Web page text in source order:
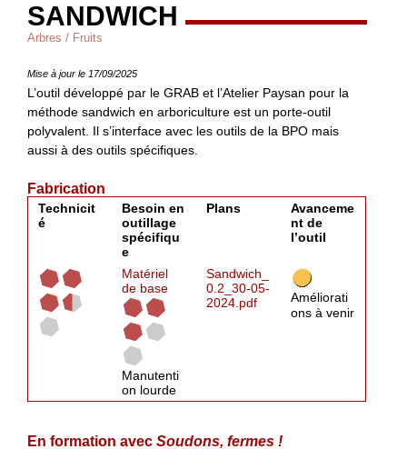
SANDWICH
Arbres / Fruits
Mise à jour le 17/09/2025
L’outil développé par le GRAB et l’Atelier Paysan pour la
méthode sandwich en arboriculture est un porte-outil
polyvalent. Il s’interface avec les outils de la BPO mais
aussi à des outils spécifiques.
Fabrication
Technicit
é
Besoin en
outillage
spécifiqu
e
Plans
Avanceme
nt de
l’outil
Matériel
de base
Manutenti
on lourde
Sandwich_
0.2_30-05-
2024.pdf
Améliorati
ons à venir
En formation avec Soudons, fermes !